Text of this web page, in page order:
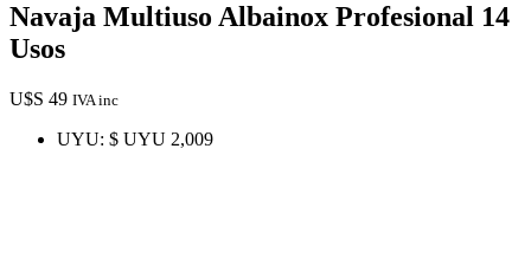
Navaja Multiuso Albainox Profesional 14
Usos
U$S 49 IVA inc
UYU: $ UYU 2,009